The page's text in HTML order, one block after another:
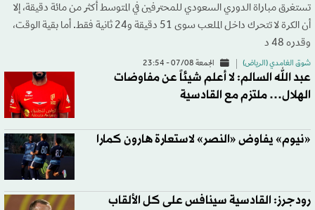
تستغرق مباراة الدوري السعودي للمحترفين في المتوسط أكثر من مائة دقيقة، إلا
أن الكرة لا تتحرك داخل الملعب سوى 51 دقيقة و24 ثانية فقط. أما بقية الوقت،
وقدره 48 د
شوق الغامدي (الرياض) الجمعة 07/08 - 23:54
عبد الله السالم: لا أعلم شيئاً عن مفاوضات
الهلال… ملتزم مع القادسية
«نيوم» يفاوض «النصر» لاستعارة هارون كمارا
رودجرز: القادسية سينافس على كل الألقاب